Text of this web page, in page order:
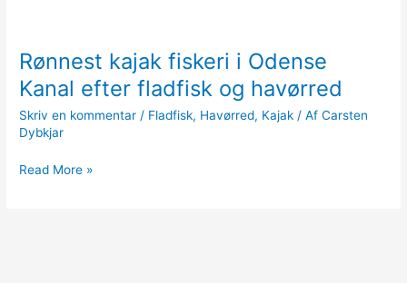
Rønnest kajak fiskeri i Odense
Kanal efter fladfisk og havørred
Skriv en kommentar / Fladfisk, Havørred, Kajak / AfCarsten
Dybkjar
Rønnest
Read More »